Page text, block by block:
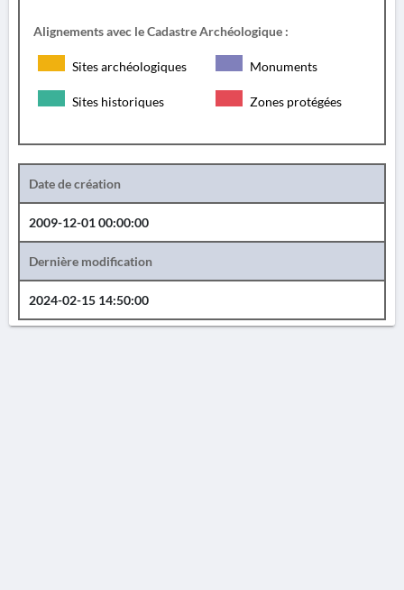
Alignements avec le Cadastre Archéologique :
Sites archéologiques Monuments
Sites historiques Zones protégées
Date de création
2009-12-01 00:00:00
Dernière modification
2024-02-15 14:50:00